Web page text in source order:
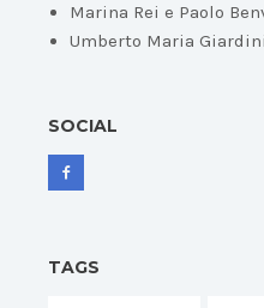
Marina Rei e Paolo
Umberto Maria
SOCIAL
TAGS